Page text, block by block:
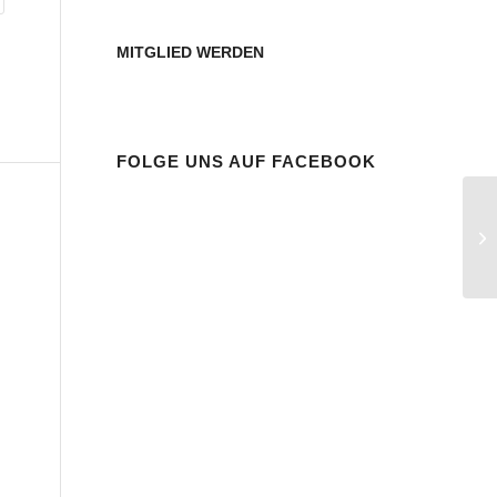
MITGLIED WERDEN
FOLGE UNS AUF FACEBOOK